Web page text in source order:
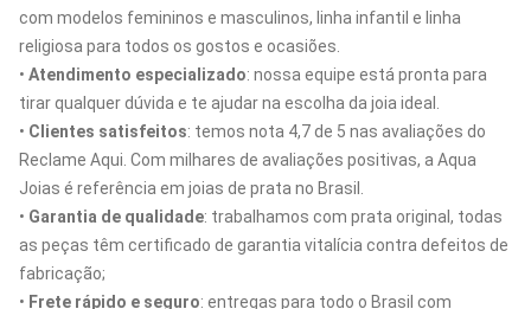
com modelos femininos e masculinos, linha infantil e linha
religiosa para todos os gostos e ocasiões.
• Atendimento especializado: nossa equipe está pronta para
tirar qualquer dúvida e te ajudar na escolha da joia ideal.
• Clientes satisfeitos: temos nota 4,7 de 5 nas avaliações do
Reclame Aqui. Com milhares de avaliações positivas, a Aqua
Joias é referência em joias de prata no Brasil.
• Garantia de qualidade: trabalhamos com prata original, todas
as peças têm certificado de garantia vitalícia contra defeitos de
fabricação;
• Frete rápido e seguro: entregas para todo o Brasil com